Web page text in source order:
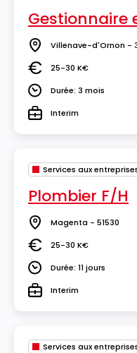
Gestionnaire
Lieu Villenave-d'Ornon -
Salaire25-30 K€
DuréeDurée: 3 mois
TypeInterim
Services aux
Plombier F/H
Lieu Magenta - 51530
Salaire25-30 K€
DuréeDurée: 11 jours
TypeInterim
Services aux